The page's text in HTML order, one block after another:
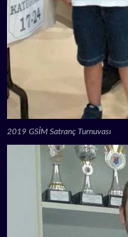
2019 GSİM Satranç Turnuvası